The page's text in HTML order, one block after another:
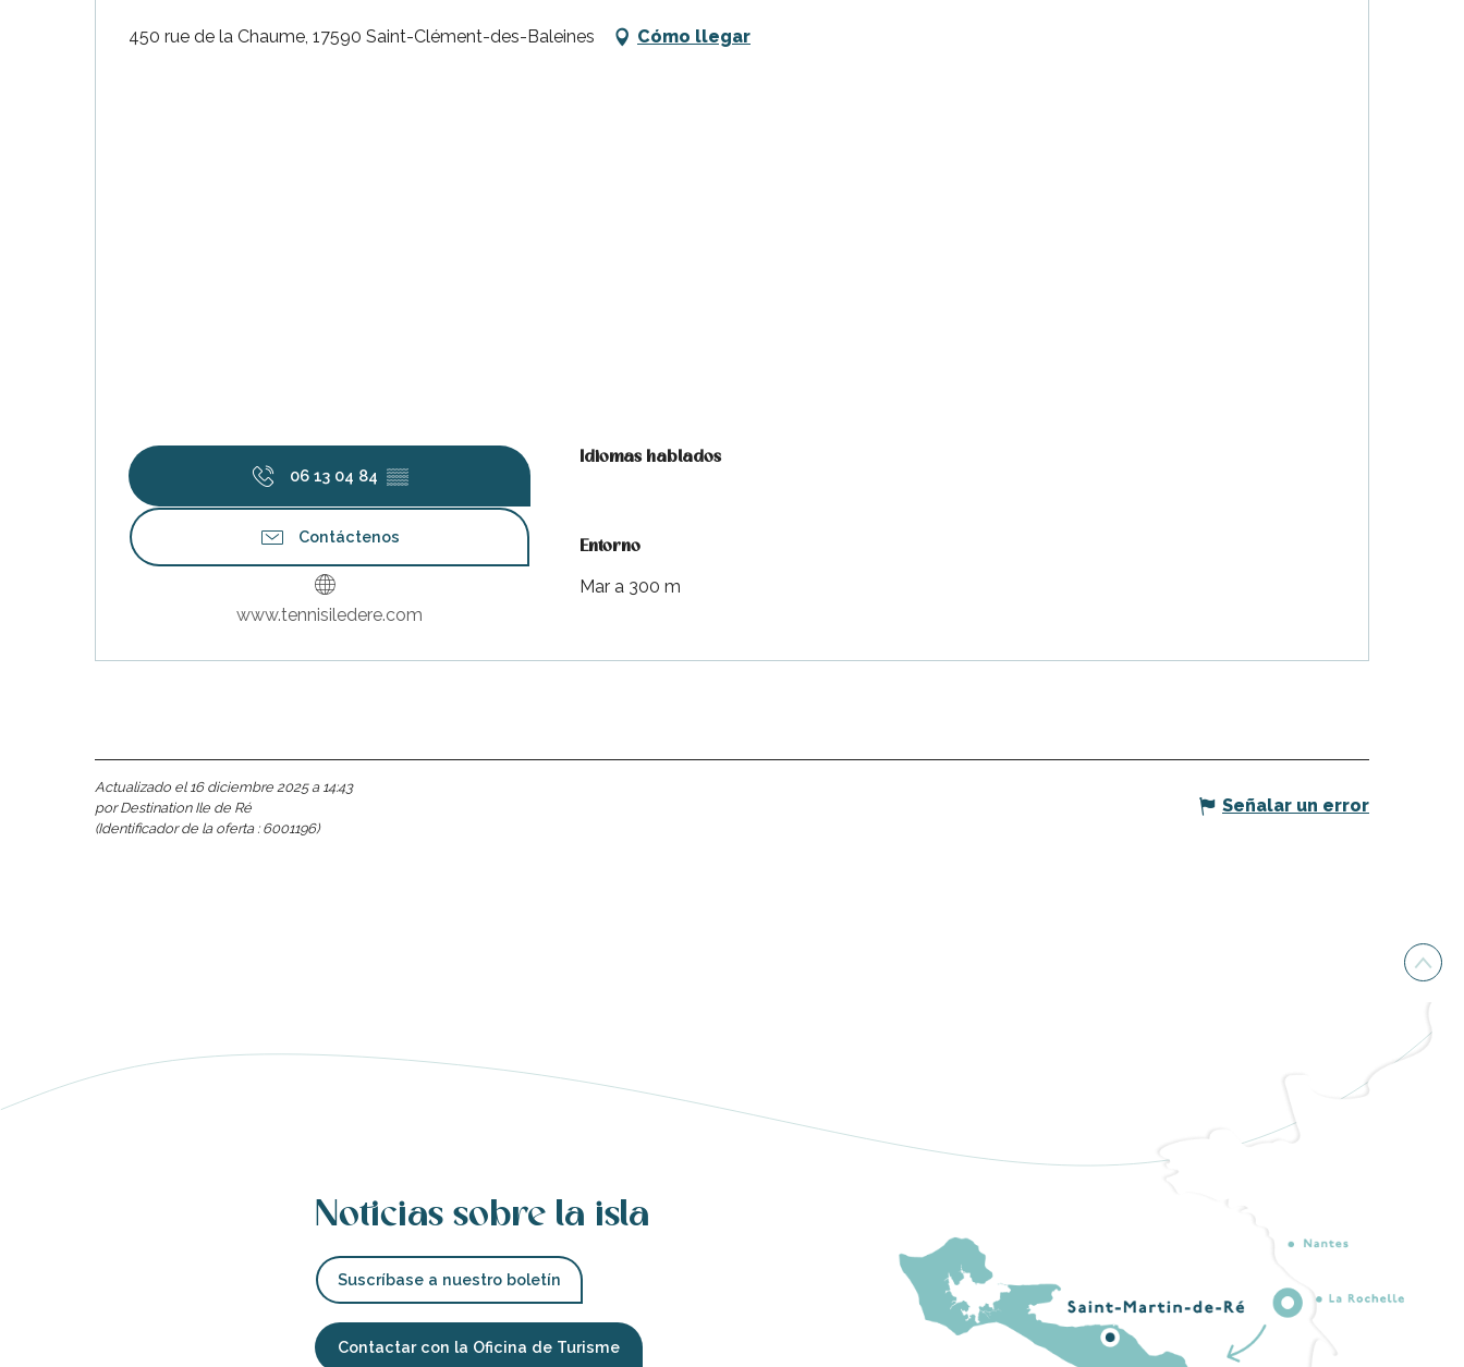
450 rue de la Chaume, 17590 Saint-Clément-des-Baleines Cómo llegar
06 13 04 84▒▒
Contáctenos
www.tennisiledere.com
Idiomas hablados
Idiomas hablados
Entorno
Entorno
Mar a 300 m
Actualizado el 16 diciembre 2025 a 14:43
por Destination Ile de Ré
(Identificador de la oferta : 6001196)
Señalar un error
Noticias sobre la isla
Suscríbase a nuestro boletín
Contactar con la Oficina de Turisme